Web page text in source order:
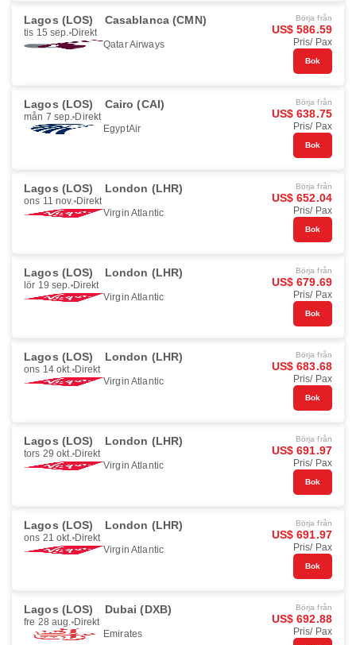
Lagos (LOS) Casablanca (CMN)
tis 15 sep. Direkt
Qatar Airways
Börja från
US$ 586.59
Pris/ Pax
Bok
Lagos (LOS) Cairo (CAI)
mån 7 sep. Direkt
EgyptAir
Börja från
US$ 638.75
Pris/ Pax
Bok
Lagos (LOS) London (LHR)
ons 11 nov. Direkt
Virgin Atlantic
Börja från
US$ 652.04
Pris/ Pax
Bok
Lagos (LOS) London (LHR)
lör 19 sep. Direkt
Virgin Atlantic
Börja från
US$ 679.69
Pris/ Pax
Bok
Lagos (LOS) London (LHR)
ons 14 okt. Direkt
Virgin Atlantic
Börja från
US$ 683.68
Pris/ Pax
Bok
Lagos (LOS) London (LHR)
tors 29 okt. Direkt
Virgin Atlantic
Börja från
US$ 691.97
Pris/ Pax
Bok
Lagos (LOS) London (LHR)
ons 21 okt. Direkt
Virgin Atlantic
Börja från
US$ 691.97
Pris/ Pax
Bok
Lagos (LOS) Dubai (DXB)
fre 28 aug. Direkt
Emirates
Börja från
US$ 692.88
Pris/ Pax